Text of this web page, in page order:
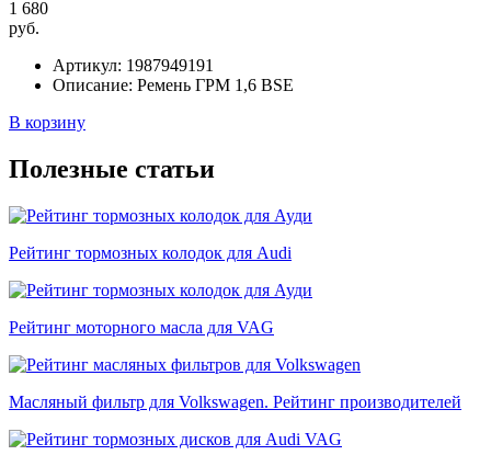
1 680
руб.
Артикул: 1987949191
Описание: Ремень ГРМ 1,6 BSE
В корзину
Полезные статьи
Рейтинг тормозных колодок для Audi
Рейтинг моторного масла для VAG
Масляный фильтр для Volkswagen. Рейтинг производителей